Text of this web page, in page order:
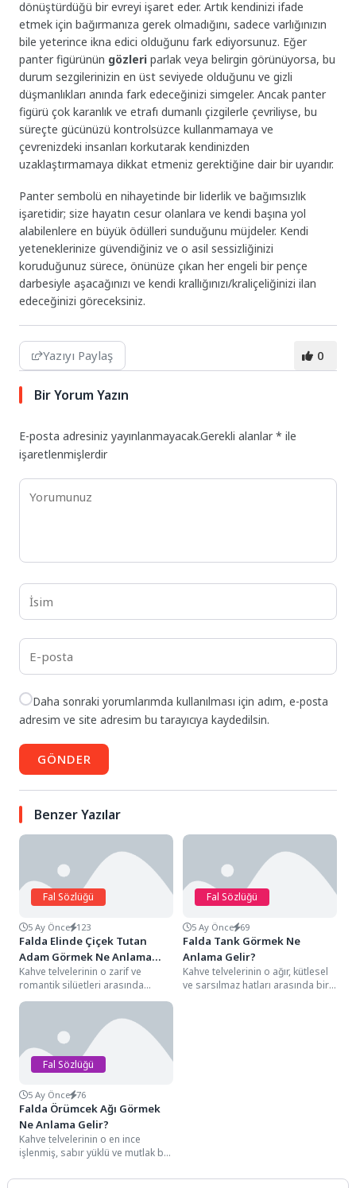
dönüştürdüğü bir evreyi işaret eder. Artık kendinizi ifade
etmek için bağırmanıza gerek olmadığını, sadece varlığınızın
bile yeterince ikna edici olduğunu fark ediyorsunuz. Eğer
panter figürünün gözleri parlak veya belirgin görünüyorsa, bu
durum sezgilerinizin en üst seviyede olduğunu ve gizli
düşmanlıkları anında fark edeceğinizi simgeler. Ancak panter
figürü çok karanlık ve etrafı dumanlı çizgilerle çevriliyse, bu
süreçte gücünüzü kontrolsüzce kullanmamaya ve
çevrenizdeki insanları korkutarak kendinizden
uzaklaştırmamaya dikkat etmeniz gerektiğine dair bir uyarıdır.
Panter sembolü en nihayetinde bir liderlik ve bağımsızlık
işaretidir; size hayatın cesur olanlara ve kendi başına yol
alabilenlere en büyük ödülleri sunduğunu müjdeler. Kendi
yeteneklerinize güvendiğiniz ve o asil sessizliğinizi
koruduğunuz sürece, önünüze çıkan her engeli bir pençe
darbesiyle aşacağınızı ve kendi krallığınızı/kraliçeliğinizi ilan
edeceğinizi göreceksiniz.
Yazıyı Paylaş 0
Bir Yorum Yazın
E-posta adresiniz yayınlanmayacak.Gerekli alanlar* ile
işaretlenmişlerdir
Daha sonraki yorumlarımda kullanılması için adım, e-posta
adresim ve site adresim bu tarayıcıya kaydedilsin.
GÖNDER
Benzer Yazılar
Fal Sözlüğü
5 Ay Önce 123
Falda Elinde Çiçek Tutan
Adam Görmek Ne Anlama
Gelir?
Kahve telvelerinin o zarif ve
romantik silüetleri arasında
elinde çiçek tutan bir adam
Fal Sözlüğü
5 Ay Önce 69
Falda Tank Görmek Ne
Anlama Gelir?
Kahve telvelerinin o ağır, kütlesel
ve sarsılmaz hatları arasında bir
Fal Sözlüğü
5 Ay Önce 76
Falda Örümcek Ağı Görmek
Ne Anlama Gelir?
Kahve telvelerinin o en ince
işlenmiş, sabır yüklü ve mutlak bir
detayları...